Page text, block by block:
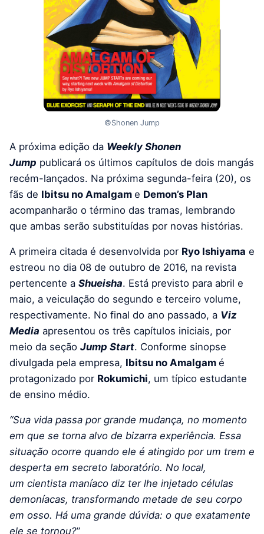
©Shonen Jump
A próxima edição da Weekly Shonen
Jump publicará os últimos capítulos de dois mangás
recém-lançados. Na próxima segunda-feira (20), os
fãs de Ibitsu no Amalgam e Demon’s Plan
acompanharão o término das tramas, lembrando
que ambas serão substituídas por novas histórias.
A primeira citada é desenvolvida por Ryo Ishiyama e
estreou no dia 08 de outubro de 2016, na revista
pertencente a Shueisha. Está previsto para abril e
maio, a veiculação do segundo e terceiro volume,
respectivamente. No final do ano passado, a Viz
Media apresentou os três capítulos iniciais, por
meio da seção Jump Start. Conforme sinopse
divulgada pela empresa, Ibitsu no Amalgam é
protagonizado por Rokumichi, um típico estudante
de ensino médio.
“Sua vida passa por grande mudança, no momento
em que se torna alvo de bizarra experiência. Essa
situação ocorre quando ele é atingido por um trem e
desperta em secreto laboratório. No local,
um cientista maníaco diz ter lhe injetado células
demoníacas, transformando metade de seu corpo
em osso. Há uma grande dúvida: o que exatamente
ele se tornou?”